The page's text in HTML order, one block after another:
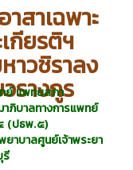
สาเฉพาะ
กียรติฯ
าวชิราลง
รางกูร
ย์ แพทยสภา
าภิบาลทางการแพทย์
(ปธพ.๕)
าบาลศูนย์เจ้าพระยา
รี